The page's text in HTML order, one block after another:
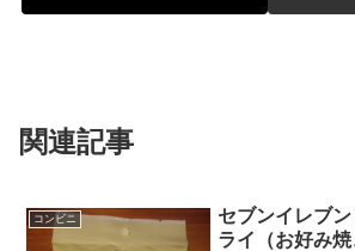
関連記事
コンビニ
セブンイレブ
ライ（お好み焼